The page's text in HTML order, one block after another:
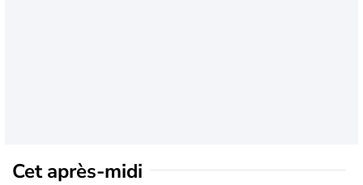
Cet après-midi